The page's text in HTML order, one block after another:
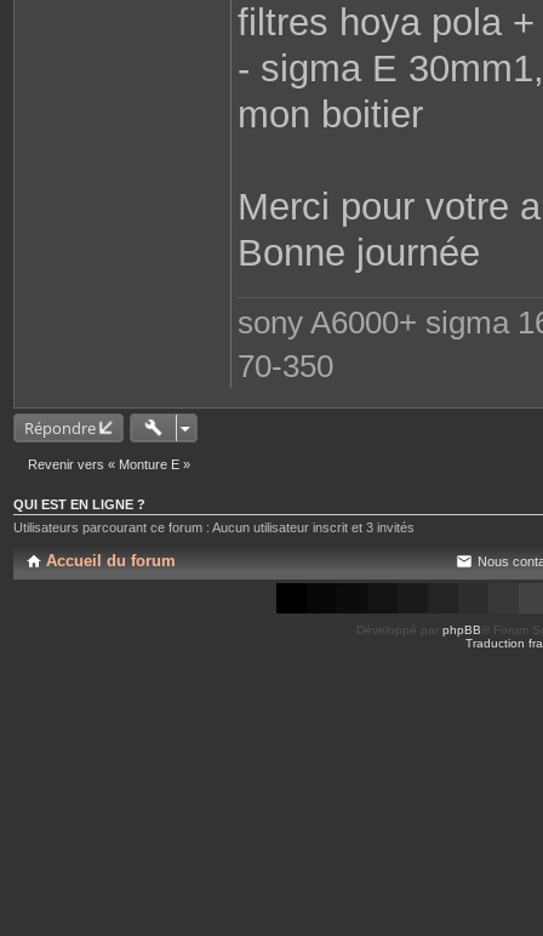
filtres hoya pola
- sigma E
mon boitier
Merci pour votre
Bonne journée
sony A6000+ sigma
70-350
Répondre
Revenir vers « Monture E »
QUI EST EN LIGNE ?
Utilisateurs parcourant ce forum : Aucun utilisateur inscrit et 3 invités
Accueil du forum Nous
Développé par phpBB ® Forum
Traduction